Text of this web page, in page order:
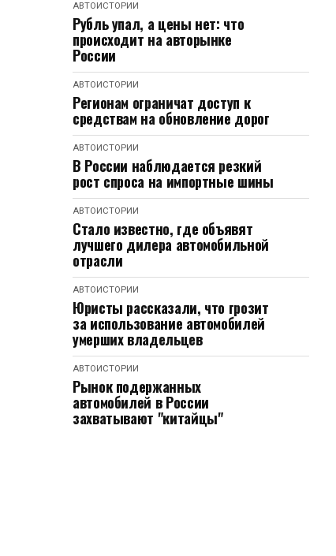
АВТОИСТОРИИ
Рубль упал, а цены нет: что
происходит на авторынке
России
АВТОИСТОРИИ
Регионам ограничат доступ к
средствам на обновление дорог
АВТОИСТОРИИ
В России наблюдается резкий
рост спроса на импортные шины
АВТОИСТОРИИ
Стало известно, где объявят
лучшего дилера автомобильной
отрасли
АВТОИСТОРИИ
Юристы рассказали, что грозит
за использование автомобилей
умерших владельцев
АВТОИСТОРИИ
Рынок подержанных
автомобилей в России
захватывают "китайцы"